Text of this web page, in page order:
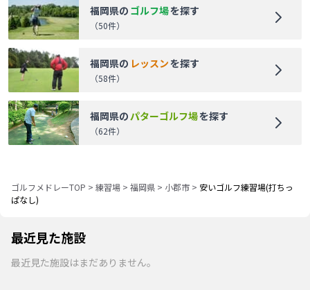
福岡県の ゴルフ場を探す
（50件）
福岡県の レッスンを探す
（58件）
福岡県のパターゴルフ場を探す
（62件）
ゴルフメドレーTOP > 練習場 > 福岡県 > 小郡市 > 安いゴルフ練習場(打ちっ
ぱなし)
最近見た施設
最近見た施設はまだありません。